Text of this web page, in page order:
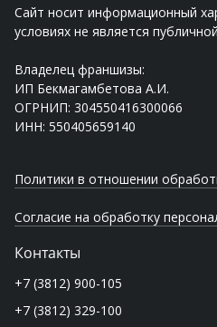
Сайт носит информационный
условиях не является
Владелец франшизы:
ИП Бекмагамбетова А.И.
ОГРНИП: 304550416300066
ИНН: 550405659140
Политики в отношении
Согласие на обработку
Контакты
+7 (3812) 900-105
+7 (3812) 329-100